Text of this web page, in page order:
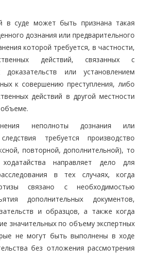
в суде может быть признана такая
дознания или предварительного
которой требуется, в частности,
действий, связанных с
или установлением
к совершению преступления, либо
действий в другой местности
неполноты дознания или
требуется производство
повторной, дополнительной), то
направляет дело для
в тех случаях, когда
связано с необходимостью
дополнительных документов,
и образцов, а также когда
значительных по объему экспертных
не могут быть выполнены в ходе
без отложения рассмотрения